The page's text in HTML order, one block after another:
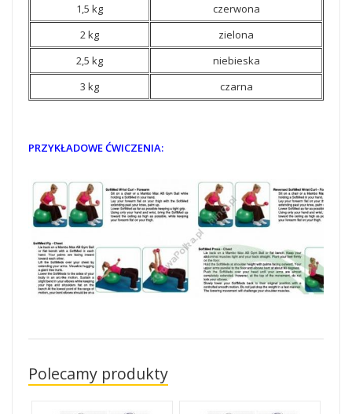
1,5 kg
czerwona
2 kg
zielona
2,5 kg
niebieska
3 kg
czarna
PRZYKŁADOWE ĆWICZENIA:
Polecamy produkty